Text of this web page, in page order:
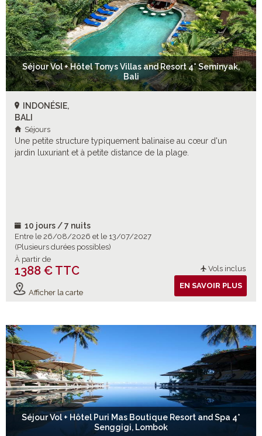
Séjour Vol + Hôtel Tonys Villas and Resort 4* Seminyak,
Bali
INDONÉSIE,
BALI
Séjours
Une petite structure typiquement balinaise au cœur d'un
jardin luxuriant et à petite distance de la plage.
10 jours / 7 nuits
Entre le 26/08/2026 et le 13/07/2027
(Plusieurs durées possibles)
À partir de
1388 € TTC Vols inclus
Afficher la carte
EN SAVOIR PLUS
Séjour Vol + Hôtel Puri Mas Boutique Resort and Spa 4*
Senggigi, Lombok